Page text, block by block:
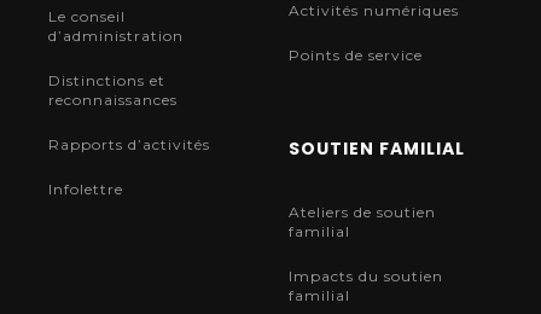
Le conseil
d’administration
Distinctions et
reconnaissances
Rapports d’activités
Infolettre
Activités numériques
Points de service
SOUTIEN FAMILIAL
Ateliers de soutien
familial
Impacts du soutien
familial